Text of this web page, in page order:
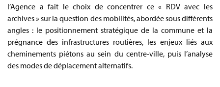
l’Agence a fait le choix de concentrer ce « RDV avec les
archives » sur la question des mobilités, abordée sous différents
angles : le positionnement stratégique de la commune et la
prégnance des infrastructures routières, les enjeux liés aux
cheminements piétons au sein du centre-ville, puis l’analyse
des modes de déplacement alternatifs.